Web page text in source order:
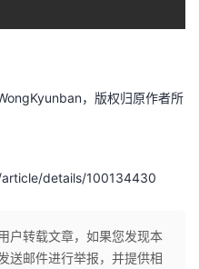
，版权归原作者所
details/100134430
户转载文章，如果您发现本
送邮件进行举报，并提供相